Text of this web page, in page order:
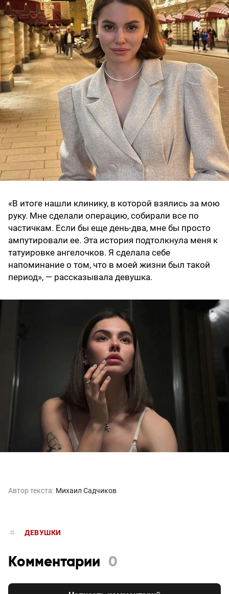
«В итоге нашли клинику, в которой взялись за мою
руку. Мне сделали операцию, собирали все по
частичкам. Если бы еще день-два, мне бы просто
ампутировали ее. Эта история подтолкнула меня к
татуировке ангелочков. Я сделала себе
напоминание о том, что в моей жизни был такой
период», — рассказывала девушка.
Автор текста: Михаил Садчиков
ДЕВУШКИ
Комментарии 0